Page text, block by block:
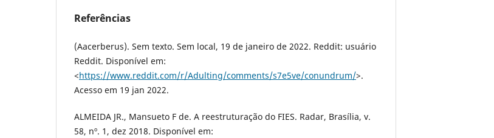
Referências
(Aacerberus). Sem texto. Sem local, 19 de janeiro de 2022. Reddit: usuário
Reddit. Disponível em:
<https://www.reddit.com/r/Adulting/comments/s7e5ve/conundrum/>.
Acesso em 19 jan 2022.
ALMEIDA JR., Mansueto F de. A reestruturação do FIES. Radar, Brasília, v.
58, nº. 1, dez 2018. Disponível em: